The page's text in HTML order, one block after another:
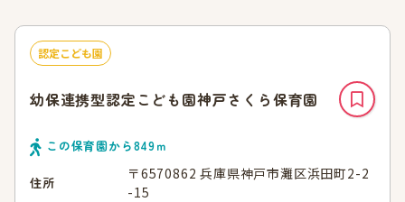
認定こども園
幼保連携型認定こども園神戸さくら保育園
この保育園から849ｍ
住所
〒6570862 兵庫県神戸市灘区浜田町2-2
-15